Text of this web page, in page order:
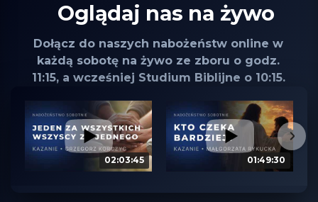
Oglądaj nas na żywo
Dołącz do naszych nabożeństw online w
każdą sobotę na żywo ze zboru o godz.
11:15, a wcześniej Studium Biblijne o 10:15.
02:03:45 01:49:30